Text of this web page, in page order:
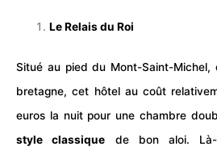
Le Relais du Roi
Situé au pied du Mont-Saint-Michel,
bretagne, cet hôtelau coût
euros la nuit pour une chambre
style classique de bon aloi. Là-